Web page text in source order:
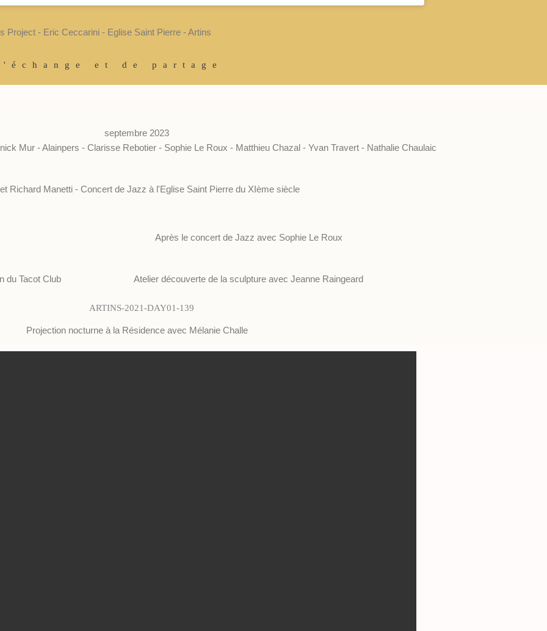
Project - Eric Ceccarini - Eglise Saint Pierre - Artins
et de partage
septembre 2023
Mur - Alainpers - Clarisse Rebotier - Sophie Le Roux - Matthieu Chazal - Yvan Travert - Nathalie Chaulaic
Richard Manetti - Concert de Jazz à l'Eglise Saint Pierre du XIème siècle
du Tacot Club
Après le concert de Jazz avec Sophie Le Roux
Atelier découverte de la sculpture avec Jeanne Raingeard
Projection nocturne à la Résidence avec Mélanie Challe